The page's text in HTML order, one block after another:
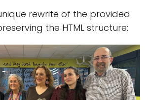
rewrite of the provided
the HTML structure: